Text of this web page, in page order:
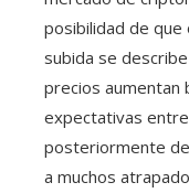
posibilidad de que
subida se
precios aumentan
expectativas
posteriormente
a muchos